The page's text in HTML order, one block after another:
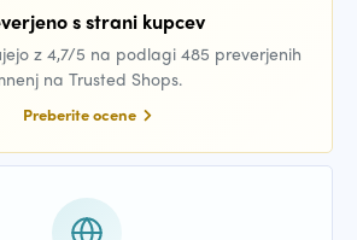
s strani kupcev
z 4,7/5 na podlagi 485 preverjenih
na Trusted Shops.
Preberite ocene